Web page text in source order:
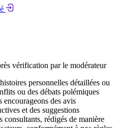
vérification par le modérateur
personnelles détaillées ou
ou des débats polémiques
encourageons des avis
et des suggestions
consultants, rédigés de manière